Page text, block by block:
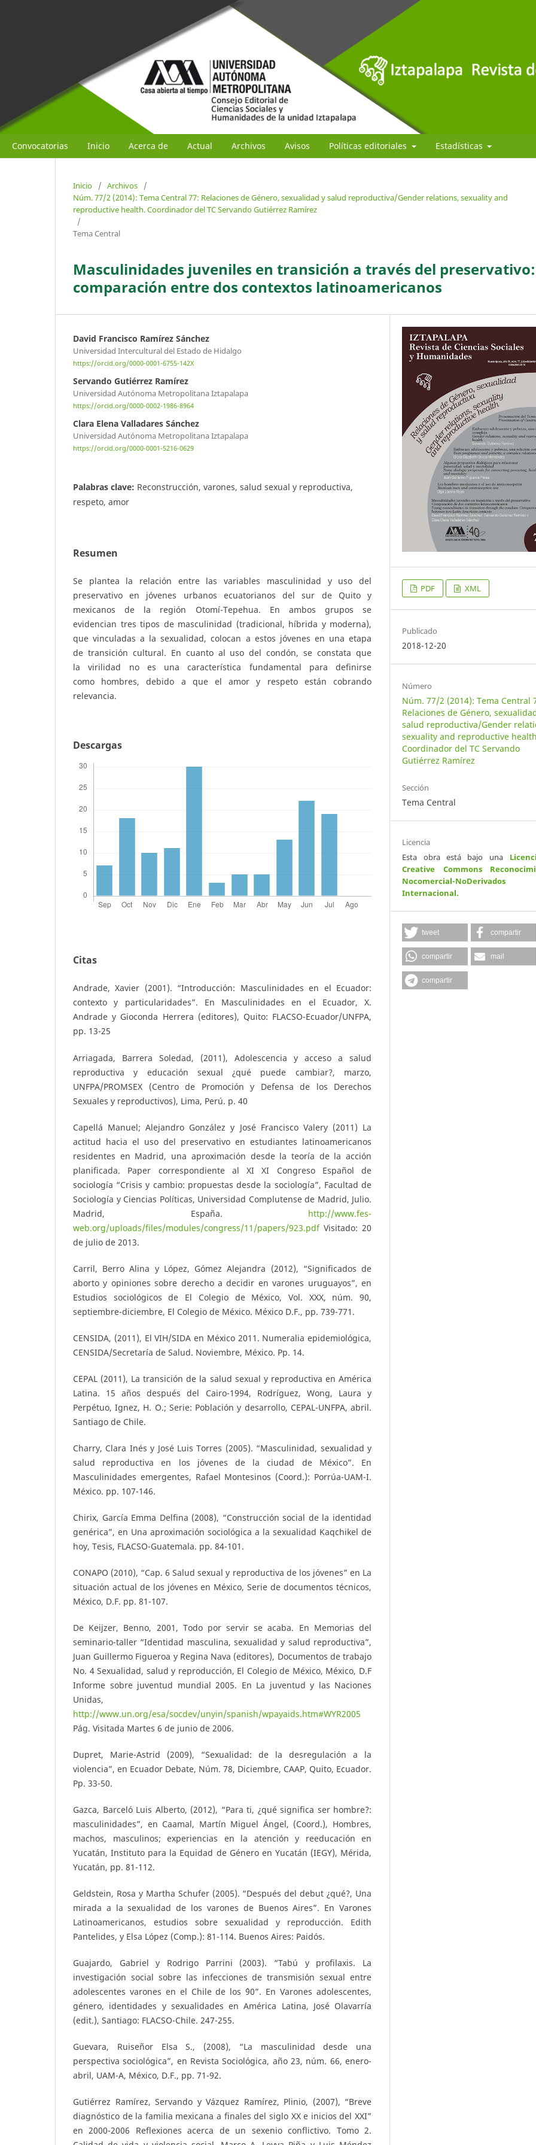
Convocatorias Inicio Acerca de Actual Archivos Avisos Políticas editoriales Estadísticas
Inicio / Archivos
/
Núm. 77/2 (2014): Tema Central 77: Relaciones de Género, sexualidad y salud reproductiva/Gender relations, sexuality and
reproductive health. Coordinador del TC Servando Gutiérrez Ramírez
/
Tema Central
Masculinidades juveniles en transición a través del preservativo:
comparación entre dos contextos latinoamericanos
David Francisco Ramírez Sánchez
Universidad Intercultural del Estado de Hidalgo
https://orcid.org/0000-0001-6755-142X
Servando Gutiérrez Ramírez
Universidad Autónoma Metropolitana Iztapalapa
https://orcid.org/0000-0002-1986-8964
Clara Elena Valladares Sánchez
Universidad Autónoma Metropolitana Iztapalapa
https://orcid.org/0000-0001-5216-0629
Palabras clave: Reconstrucción, varones, salud sexual y reproductiva,
respeto, amor
Resumen
Se plantea la relación entre las variables masculinidad y uso del
preservativo en jóvenes urbanos ecuatorianos del sur de Quito y
mexicanos de la región Otomí-Tepehua. En ambos grupos se
evidencian tres tipos de masculinidad (tradicional, híbrida y moderna),
que vinculadas a la sexualidad, colocan a estos jóvenes en una etapa
de transición cultural. En cuanto al uso del condón, se constata que
la virilidad no es una característica fundamental para definirse
como hombres, debido a que el amor y respeto están cobrando
relevancia.
Descargas
Citas
Andrade, Xavier (2001). “Introducción: Masculinidades en el Ecuador:
contexto y particularidades”. En Masculinidades en el Ecuador, X.
Andrade y Gioconda Herrera (editores), Quito: FLACSO-Ecuador/UNFPA,
pp. 13-25
Arriagada, Barrera Soledad, (2011), Adolescencia y acceso a salud
reproductiva y educación sexual ¿qué puede cambiar?, marzo,
UNFPA/PROMSEX (Centro de Promoción y Defensa de los Derechos
Sexuales y reproductivos), Lima, Perú. p. 40
Capellá Manuel; Alejandro González y José Francisco Valery (2011) La
actitud hacia el uso del preservativo en estudiantes latinoamericanos
residentes en Madrid, una aproximación desde la teoría de la acción
planificada. Paper correspondiente al XI XI Congreso Español de
sociología “Crisis y cambio: propuestas desde la sociología”, Facultad de
Sociología y Ciencias Políticas, Universidad Complutense de Madrid, Julio.
Madrid, España. http://www.fes-
web.org/uploads/files/modules/congress/11/papers/923.pdfVisitado: 20
de julio de 2013.
Carril, Berro Alina y López, Gómez Alejandra (2012), “Significados de
aborto y opiniones sobre derecho a decidir en varones uruguayos”, en
Estudios sociológicos de El Colegio de México, Vol. XXX, núm. 90,
septiembre-diciembre, El Colegio de México. México D.F., pp. 739-771.
CENSIDA, (2011), El VIH/SIDA en México 2011. Numeralia epidemiológica,
CENSIDA/Secretaría de Salud. Noviembre, México. Pp. 14.
CEPAL (2011), La transición de la salud sexual y reproductiva en América
Latina. 15 años después del Cairo-1994, Rodríguez, Wong, Laura y
Perpétuo, Ignez, H. O.; Serie: Población y desarrollo, CEPAL-UNFPA, abril.
Santiago de Chile.
Charry, Clara Inés y José Luis Torres (2005). “Masculinidad, sexualidad y
salud reproductiva en los jóvenes de la ciudad de México”. En
Masculinidades emergentes, Rafael Montesinos (Coord.): Porrúa-UAM-I.
México. pp. 107-146.
Chirix, García Emma Delfina (2008), “Construcción social de la identidad
genérica”, en Una aproximación sociológica a la sexualidad Kaqchikel de
hoy, Tesis, FLACSO-Guatemala. pp. 84-101.
CONAPO (2010), “Cap. 6 Salud sexual y reproductiva de los jóvenes” en La
situación actual de los jóvenes en México, Serie de documentos técnicos,
México, D.F. pp. 81-107.
De Keijzer, Benno, 2001, Todo por servir se acaba. En Memorias del
seminario-taller “Identidad masculina, sexualidad y salud reproductiva”,
Juan Guillermo Figueroa y Regina Nava (editores), Documentos de trabajo
No. 4 Sexualidad, salud y reproducción, El Colegio de México, México, D.F
Informe sobre juventud mundial 2005. En La juventud y las Naciones
Unidas,
http://www.un.org/esa/socdev/unyin/spanish/wpayaids.htm#WYR2005
Pág. Visitada Martes 6 de junio de 2006.
Dupret, Marie-Astrid (2009), “Sexualidad: de la desregulación a la
violencia”, en Ecuador Debate, Núm. 78, Diciembre, CAAP, Quito, Ecuador.
Pp. 33-50.
Gazca, Barceló Luis Alberto, (2012), “Para ti, ¿qué significa ser hombre?:
masculinidades”, en Caamal, Martín Miguel Ángel, (Coord.), Hombres,
machos, masculinos; experiencias en la atención y reeducación en
Yucatán, Instituto para la Equidad de Género en Yucatán (IEGY), Mérida,
Yucatán, pp. 81-112.
Geldstein, Rosa y Martha Schufer (2005). “Después del debut ¿qué?, Una
mirada a la sexualidad de los varones de Buenos Aires”. En Varones
Latinoamericanos, estudios sobre sexualidad y reproducción. Edith
Pantelides, y Elsa López (Comp.): 81-114. Buenos Aires: Paidós.
Guajardo, Gabriel y Rodrigo Parrini (2003). “Tabú y profilaxis. La
investigación social sobre las infecciones de transmisión sexual entre
adolescentes varones en el Chile de los ´90”. En Varones adolescentes,
género, identidades y sexualidades en América Latina, José Olavarría
(edit.), Santiago: FLACSO-Chile. 247-255.
Guevara, Ruiseñor Elsa S., (2008), “La masculinidad desde una
perspectiva sociológica”, en Revista Sociológica, año 23, núm. 66, enero-
abril, UAM-A, México, D.F., pp. 71-92.
Gutiérrez Ramírez, Servando y Vázquez Ramírez, Plinio, (2007), “Breve
diagnóstico de la familia mexicana a finales del siglo XX e inicios del XXI”
en 2000-2006 Reflexiones acerca de un sexenio conflictivo. Tomo 2.
PDF XML
Publicado
2018-12-20
Número
Núm. 77/2 (2014): Tema Central
Relaciones de Género,
salud reproductiva/Gender
sexuality and reproductive
Coordinador del TC Servando
Gutiérrez Ramírez
Sección
Tema Central
Licencia
Esta obra está bajo una
Creative Commons
Nocomercial-
Internacional.
tweet compartir
compartir mail
compartir